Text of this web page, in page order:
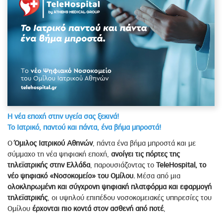
Η νέα εποχή στην υγεία σας ξεκινά!
Το Ιατρικό, παντού και πάντα, ένα βήμα μπροστά!
ΟΌμιλος Ιατρικού Αθηνών, πάντα ένα βήμα μπροστά και με
σύμμαχο τη νέα ψηφιακή εποχή, ανοίγει τις πόρτες της
τηλεϊατρικής στην Ελλάδα, παρουσιάζοντας το TeleHospital, το
νέο ψηφιακό «Νοσοκομείο» του Ομίλου. Μέσα από μια
ολοκληρωμένη και σύγχρονη ψηφιακή πλατφόρμα και εφαρμογή
τηλεϊατρικής, οι υψηλού επιπέδου νοσοκομειακές υπηρεσίες του
Ομίλου έρχονται πιο κοντά στον ασθενή από ποτέ,